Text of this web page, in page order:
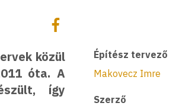
Megosztás
Megosztás Facebookon
közül
óta. A
így
Építész tervező
Makovecz Imre
Szerző